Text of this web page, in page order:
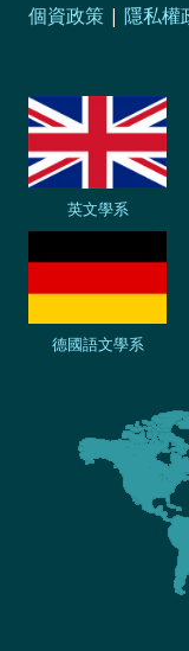
個資政策 | 隱私權
英文學系
德國語文學系